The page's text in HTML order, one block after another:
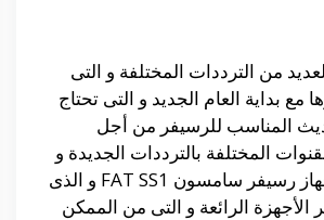
من الترددات المختلفة و التى
مع بداية العام الجديد و التى تحتاج
المناسب للرسيفر من أجل
المختلفة بالترددات الجديدة و
يمتلك البعض جهاز رسيفر سامسون FAT SS1 و الذى
الأجهزة الرائعة و التى من الممكن